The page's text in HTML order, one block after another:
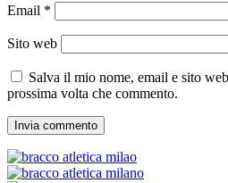
Email *
Sito web
Salva il mio nome, email e sito
prossima volta che commento.